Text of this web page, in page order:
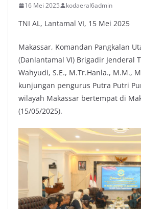
16 Mei 2025 kodaeral6admin
TNI AL, Lantamal VI, 15 Mei 2025
Makassar, Komandan Pangkalan
(Danlantamal VI) Brigadir Jenderal
Wahyudi, S.E., M.Tr.Hanla., M.M.,
kunjungan pengurus Putra Putri
wilayah Makassar bertempat di
(15/05/2025).